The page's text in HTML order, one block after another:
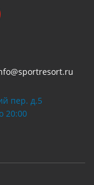
пер. д.5
20:00